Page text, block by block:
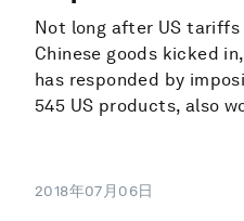
Not long after US
Chinese goods kicked
has responded by
545 US products, also
2018年07月06日